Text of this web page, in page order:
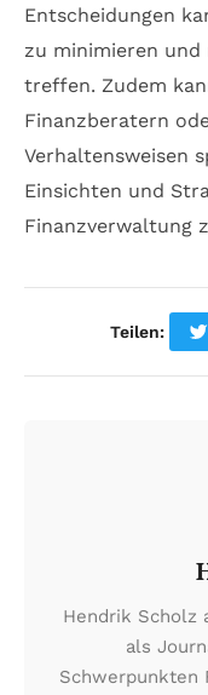
Entscheidungen
zu minimieren
treffen. Zudem
Finanzberatern
Verhaltensweisen
Einsichten und
Finanzverwaltung
Teilen:
Hendrik Scholz
als
Schwerpunkten